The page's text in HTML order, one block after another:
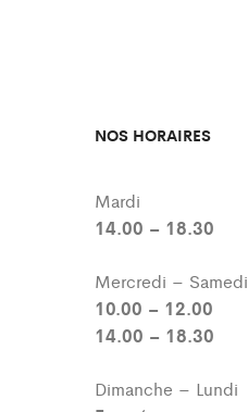
NOS HORAIRES
Mardi
14.00 – 18.30
Mercredi – Samedi
10.00 – 12.00
14.00 – 18.30
Dimanche – Lundi